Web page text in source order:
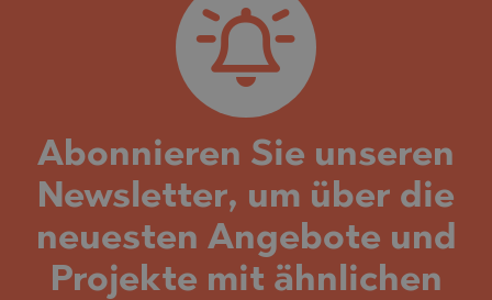
Abonnieren Sie unseren
Newsletter, um über die
neuesten Angebote und
Projekte mit ähnlichen